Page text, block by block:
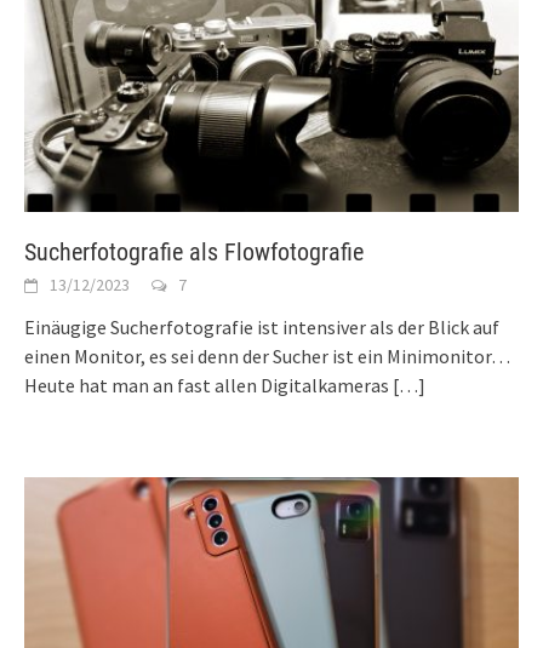
Sucherfotografie als Flowfotografie
13/12/2023 7
Einäugige Sucherfotografie ist intensiver als der Blick auf
einen Monitor, es sei denn der Sucher ist ein Minimonitor…
Heute hat man an fast allen Digitalkameras […]